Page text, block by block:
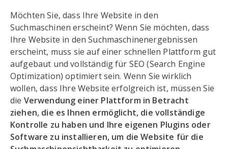
Möchten Sie, dass Ihre Website in den
Suchmaschinen erscheint? Wenn Sie möchten, dass
Ihre Website in den Suchmaschinenergebnissen
erscheint, muss sie auf einer schnellen Plattform gut
aufgebaut und vollständig für SEO (Search Engine
Optimization) optimiert sein. Wenn Sie wirklich
wollen, dass Ihre Website erfolgreich ist, müssen Sie
die Verwendung einer Plattform in Betracht
ziehen, die es Ihnen ermöglicht, die vollständige
Kontrolle zu haben und Ihre eigenen Plugins oder
Software zu installieren, um die Website für die